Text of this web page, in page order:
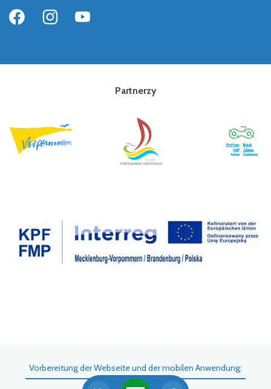
Partnerzy
Vorbereitung der Webseite und der mobilen Anwendung: